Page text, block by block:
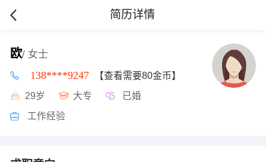
简历详情
欧/ 女士
138****9247 【查看需要80金币】
29岁 大专 已婚
工作经验